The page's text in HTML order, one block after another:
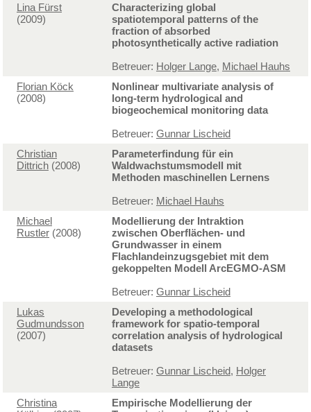
Lina Fürst
(2009)
Characterizing global
spatiotemporal patterns of the
fraction of absorbed
photosynthetically active radiation
Betreuer: Holger Lange, Michael Hauhs
Florian Köck
(2008)
Nonlinear multivariate analysis of
long-term hydrological and
biogeochemical monitoring data
Betreuer: Gunnar Lischeid
Christian
Dittrich (2008)
Parameterfindung für ein
Waldwachstumsmodell mit
Methoden maschinellen Lernens
Betreuer: Michael Hauhs
Michael
Rustler (2008)
Modellierung der Intraktion
zwischen Oberflächen- und
Grundwasser in einem
Flachlandeinzugsgebiet mit dem
gekoppelten Modell ArcEGMO-ASM
Betreuer: Gunnar Lischeid
Lukas
Gudmundsson
(2007)
Developing a methodological
framework for spatio-temporal
correlation analysis of hydrological
datasets
Betreuer: Gunnar Lischeid, Holger
Lange
Christina
Empirische Modellierung der